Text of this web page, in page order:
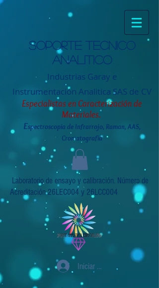
Soporte tecnico
analitico
Industrias Garay e
Instrumentación Analitica SAS de CV
Especialistas en Caracterización de
Materiales.
Espectroscopia de Infrarrojo, Raman, AAS,
Cromatografia
Laboratorio de ensayo y calibración. Número de
Acreditación 26LEC004 y 26LCC004
Iniciar sesión